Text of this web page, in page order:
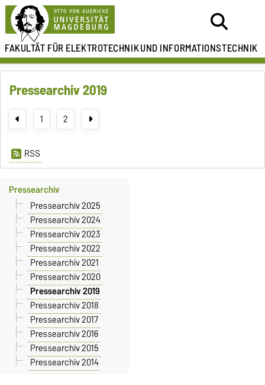
FAKULTÄT FÜR ELEKTROTECHNIKUND INFORMATIONSTECHNIK
Pressearchiv 2019
1 2
RSS
Pressearchiv
Pressearchiv 2025
Pressearchiv 2024
Pressearchiv 2023
Pressearchiv 2022
Pressearchiv 2021
Pressearchiv 2020
Pressearchiv 2019
Pressearchiv 2018
Pressearchiv 2017
Pressearchiv 2016
Pressearchiv 2015
Pressearchiv 2014